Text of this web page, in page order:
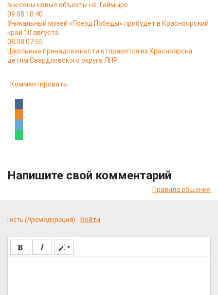
внесены новые объекты на Таймыре
09.08 10:40
Уникальный музей «Поезд Победы» прибудет в Красноярский
край 10 августа
08.08 07:55
Школьные принадлежности отправятся из Красноярска
детям Свердловского округа ЛНР
Комментировать
Напишите свой комментарий
Правила общения
Гость (премодерация) Войти